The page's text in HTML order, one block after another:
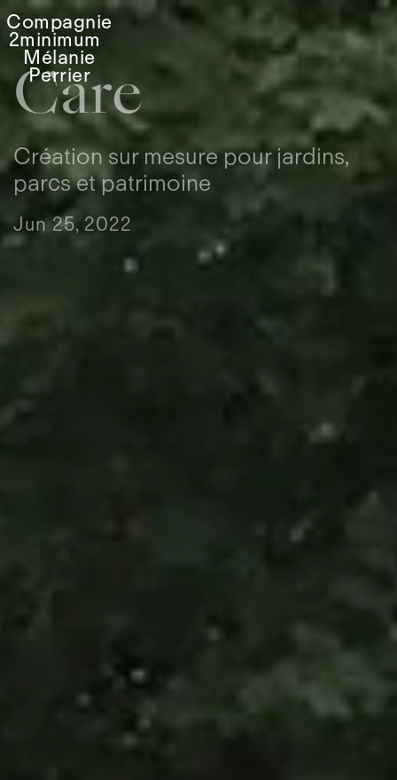
Compagnie
2minimum
Mélanie
Perrier
Care
Création sur mesure pour jardins,
parcs et patrimoine
Jun 25, 2022